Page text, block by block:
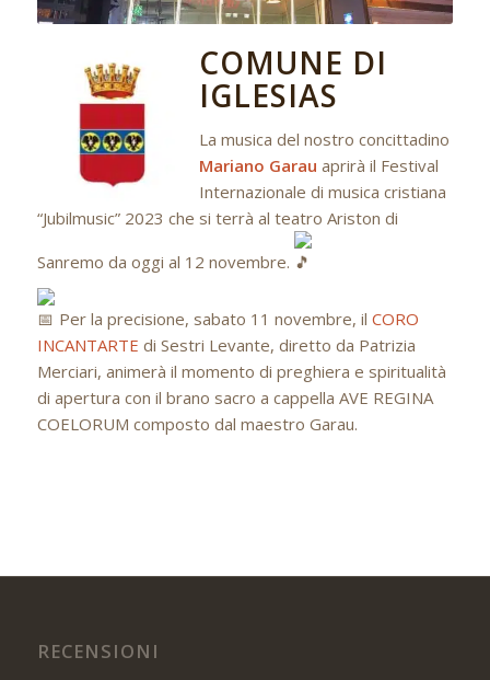
COMUNE DI
IGLESIAS
La musica del nostro concittadino
Mariano Garau aprirà il Festival
Internazionale di musica cristiana
“Jubilmusic” 2023 che si terrà al teatro Ariston di
Sanremo da oggi al 12 novembre.
Per la precisione, sabato 11 novembre, il CORO
INCANTARTE di Sestri Levante, diretto da Patrizia
Merciari, animerà il momento di preghiera e spiritualità
di apertura con il brano sacro a cappella AVE REGINA
COELORUM composto dal maestro Garau.
RECENSIONI